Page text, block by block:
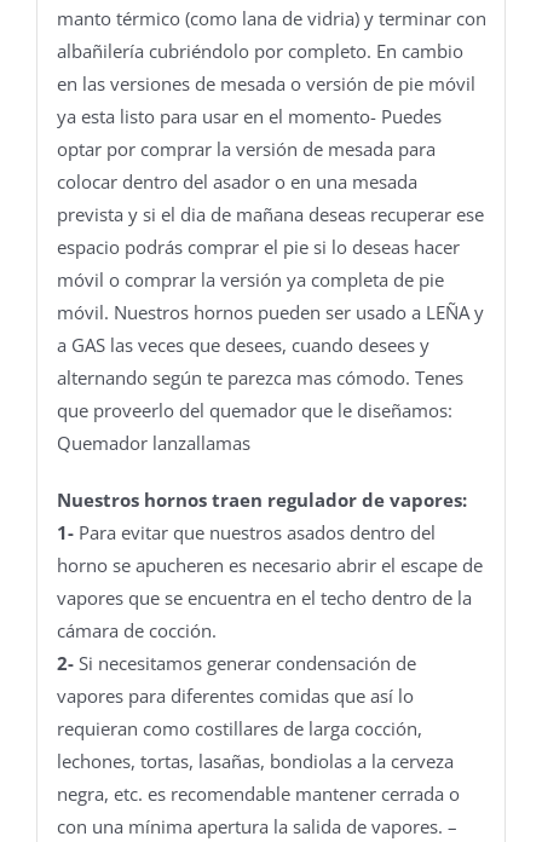
manto térmico (como lana de vidria) y terminar con
albañilería cubriéndolo por completo. En cambio
en las versiones de mesada o versión de pie móvil
ya esta listo para usar en el momento- Puedes
optar por comprar la versión de mesada para
colocar dentro del asador o en una mesada
prevista y si el dia de mañana deseas recuperar ese
espacio podrás comprar el pie si lo deseas hacer
móvil o comprar la versión ya completa de pie
móvil. Nuestros hornos pueden ser usado a LEÑA y
a GAS las veces que desees, cuando desees y
alternando según te parezca mas cómodo. Tenes
que proveerlo del quemador que le diseñamos:
Quemador lanzallamas
Nuestros hornos traen regulador de vapores:
1-Para evitar que nuestros asados dentro del
horno se apucheren es necesario abrir el escape de
vapores que se encuentra en el techo dentro de la
cámara de cocción.
2-Si necesitamos generar condensación de
vapores para diferentes comidas que así lo
requieran como costillares de larga cocción,
lechones, tortas, lasañas, bondiolas a la cerveza
negra, etc. es recomendable mantener cerrada o
con una mínima apertura la salida de vapores. –